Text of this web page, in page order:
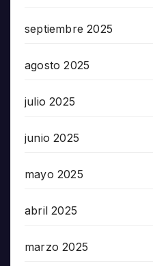
septiembre 2025
agosto 2025
julio 2025
junio 2025
mayo 2025
abril 2025
marzo 2025